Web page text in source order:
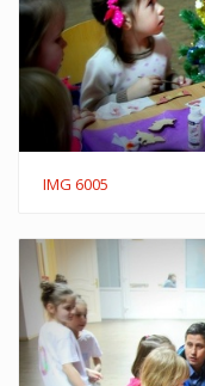
IMG 6005